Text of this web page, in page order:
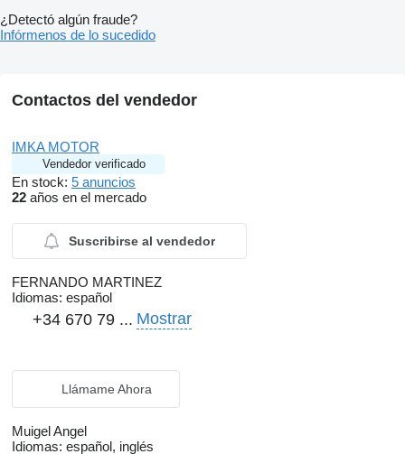
¿Detectó algún fraude?
Infórmenos de lo sucedido
Contactos del vendedor
IMKA MOTOR
Vendedor verificado
En stock: 5 anuncios
22 años en el mercado
Suscribirse al vendedor
FERNANDO MARTINEZ
Idiomas: español
+34 670 79 ... Mostrar
Llámame Ahora
Muigel Angel
Idiomas: español, inglés